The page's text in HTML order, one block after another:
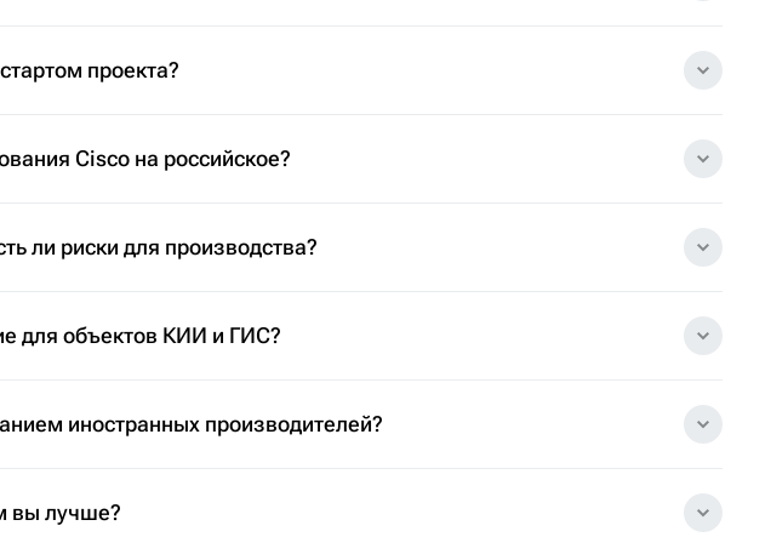
проекта?
Cisco на российское?
ли риски для производства?
для объектов КИИ и ГИС?
иностранных производителей?
вы лучше?